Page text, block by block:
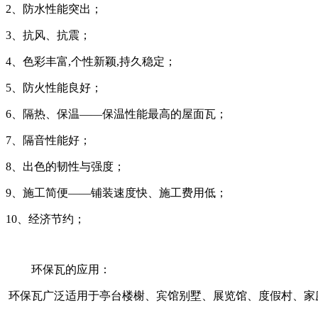
2、防水性能突出；
3、抗风、抗震；
4、色彩丰富,个性新颖,持久稳定；
5、防火性能良好；
6、隔热、保温——保温性能最高的屋面瓦；
7、隔音性能好；
8、出色的韧性与强度；
9、施工简便——铺装速度快、施工费用低；
10、经济节约；
环保瓦的应用：
环保瓦广泛适用于亭台楼榭、宾馆别墅、展览馆、度假村、家